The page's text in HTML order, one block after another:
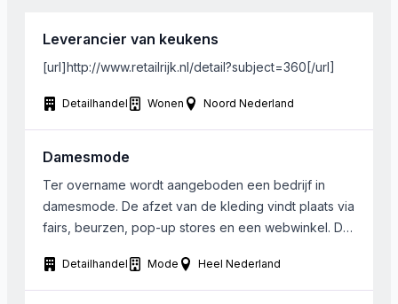
Leverancier van keukens
[url]http://www.retailrijk.nl/detail?subject=360[/url]
Detailhandel Wonen Noord Nederland
Damesmode
Ter overname wordt aangeboden een bedrijf in
damesmode. De afzet van de kleding vindt plaats via
fairs, beurzen, pop-up stores en een webwinkel. De
goed marges. Op dit moment is de onderneming in
het Oosten van het land gevestigd, maar het bedrijf
Detailhandel Mode Heel Nederland